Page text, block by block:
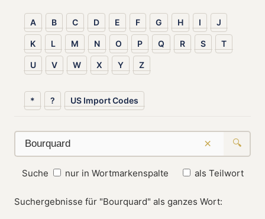
A B C D E F G H I J
K L M N O P Q R S T
U V W X Y Z
* ? US Import Codes
× 🔍
Suche nur in Wortmarkenspalte als Teilwort
Suchergebnisse für "Bourquard" als ganzes Wort: